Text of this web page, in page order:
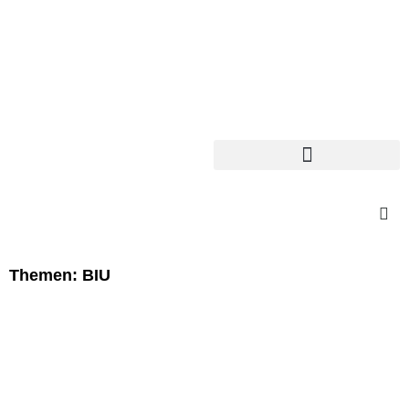
Themen: BIU